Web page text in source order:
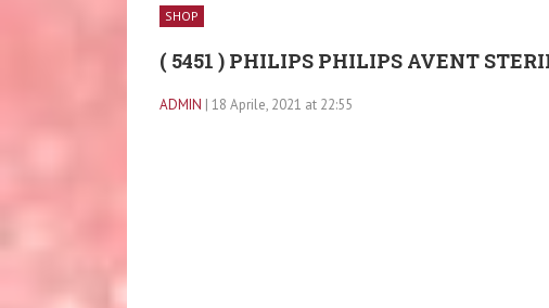
SHOP
( 5451 ) PHILIPS PHILIPS AVENT
ADMIN | 18 Aprile, 2021 at 22:55